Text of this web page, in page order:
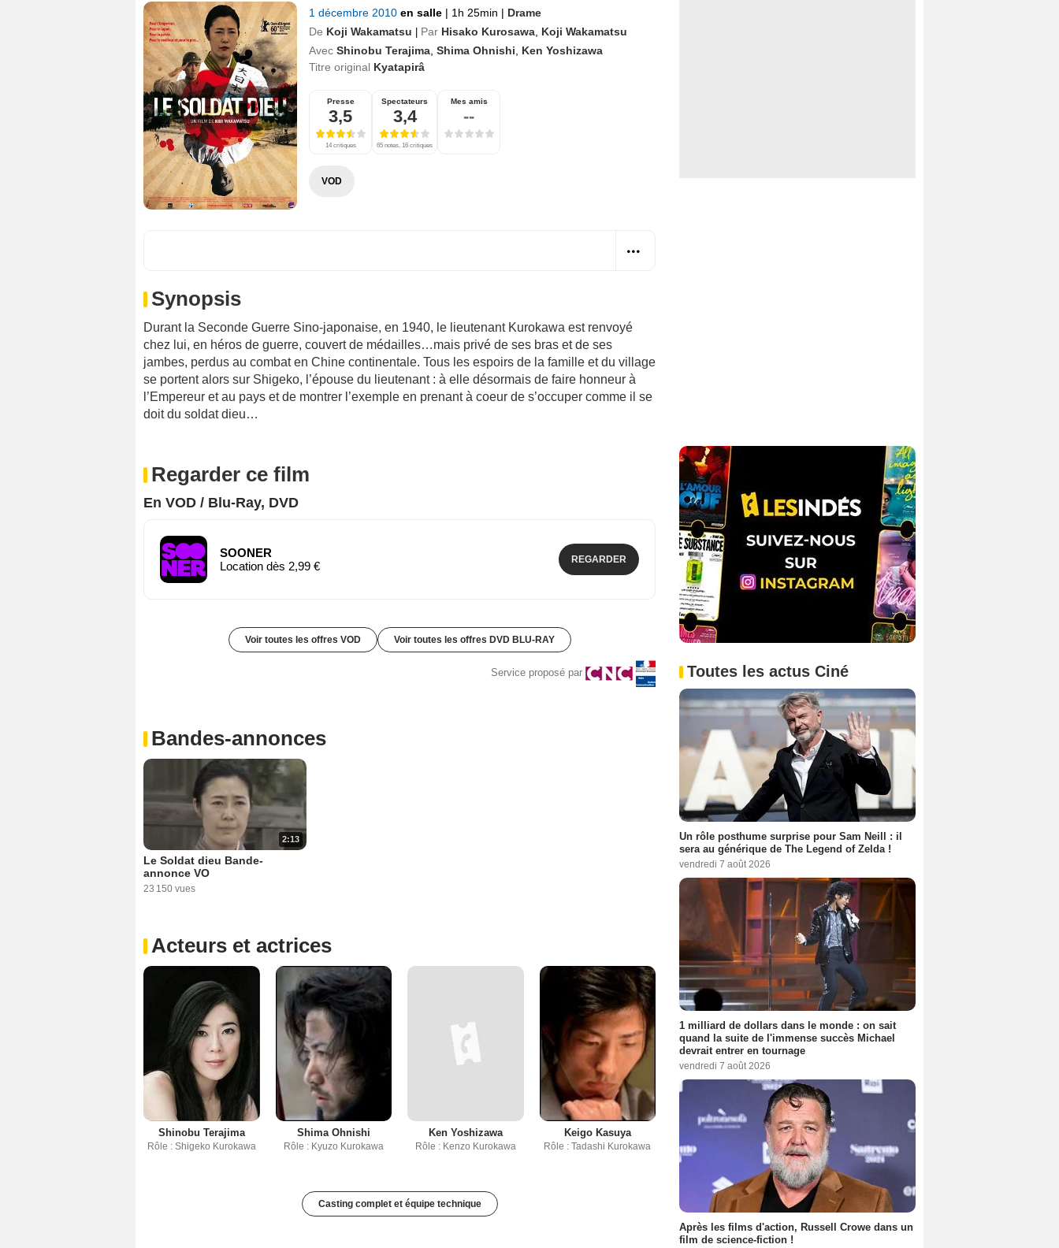
1 décembre 2010 en salle | 1h 25min | Drame
De Koji Wakamatsu | Par Hisako Kurosawa Koji Wakamatsu
Avec Shinobu Terajima Shima Ohnishi
Ken Yoshizawa
Titre original Kyatapirâ
Presse
3,5
14 critiques
Spectateurs
3,4
65 notes, 16 critiques
Mes amis
--
VOD
Synopsis
Durant la Seconde Guerre Sino-japonaise, en 1940, le lieutenant Kurokawa est renvoyé
chez lui, en héros de guerre, couvert de médailles…mais privé de ses bras et de ses
jambes, perdus au combat en Chine continentale. Tous les espoirs de la famille et du village
se portent alors sur Shigeko, l’épouse du lieutenant : à elle désormais de faire honneur à
l’Empereur et au pays et de montrer l’exemple en prenant à coeur de s’occuper comme il se
doit du soldat dieu…
Regarder ce film
En VOD / Blu-Ray, DVD
SOONER
Location dès 2,99 €
REGARDER
Voir toutes les offres VOD Voir toutes les offres DVD BLU-RAY
Service proposé par
Bandes-annonces
2:13
Le Soldat dieu Bande-
annonce VO
23 150 vues
Acteurs et actrices
Shinobu Terajima
Rôle : Shigeko Kurokawa
Shima Ohnishi
Rôle : Kyuzo Kurokawa
Ken Yoshizawa
Rôle : Kenzo Kurokawa
Keigo Kasuya
Rôle : Tadashi Kurokawa
Casting complet et équipe technique
Toutes les actus Ciné
Un rôle posthume surprise pour Sam Neill : il
sera au générique de The Legend of Zelda !
vendredi 7 août 2026
1 milliard de dollars dans le monde : on sait
quand la suite de l'immense succès Michael
devrait entrer en tournage
vendredi 7 août 2026
Après les films d'action, Russell Crowe dans un
film de science-fiction !